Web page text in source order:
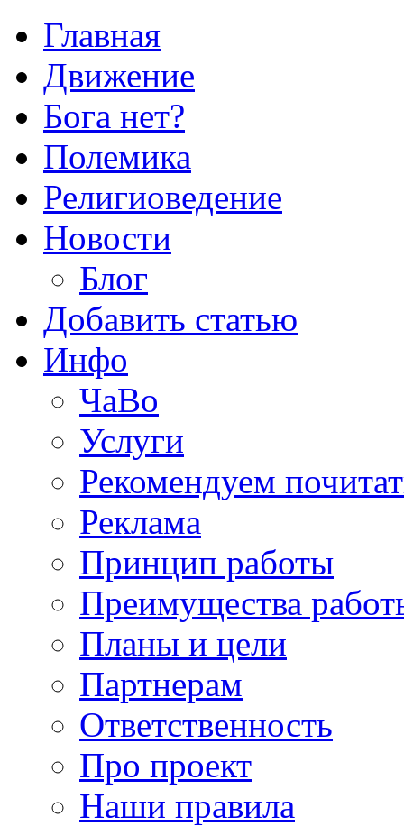
Главная
Движение
Бога нет?
Полемика
Религиоведение
Новости
Блог
Добавить статью
Инфо
ЧаВо
Услуги
Рекомендуем
Реклама
Принцип работы
Преимущества
Планы и цели
Партнерам
Ответственность
Про проект
Наши правила